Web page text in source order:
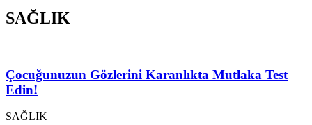
SAĞLIK
Çocuğunuzun Gözlerini Karanlıkta Mutlaka Test
Edin!
SAĞLIK